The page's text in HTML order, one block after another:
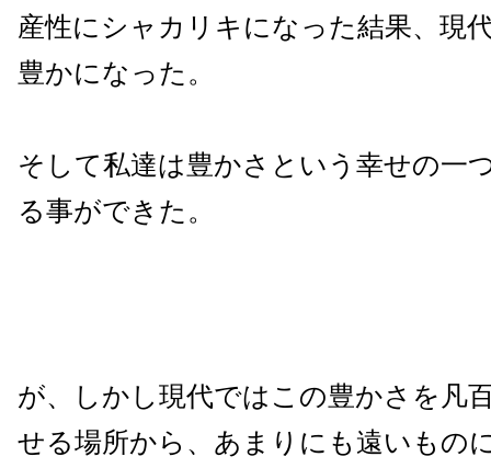
産性にシャカリキになった結果、現
豊かになった。
そして私達は豊かさという幸せの一
る事ができた。
が、しかし現代ではこの豊かさを凡
せる場所から、あまりにも遠いもの